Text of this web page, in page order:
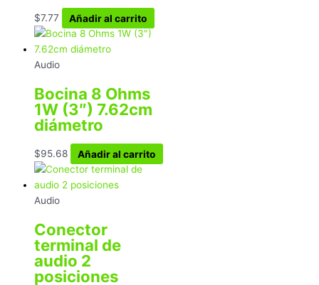
$7.77 Añadir al carrito
Audio
Bocina 8 Ohms
1W (3″) 7.62cm
diámetro
$95.68 Añadir al carrito
Audio
Conector
terminal de
audio 2
posiciones